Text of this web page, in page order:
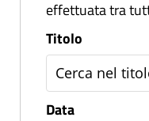
effettuata tra
Titolo
Data